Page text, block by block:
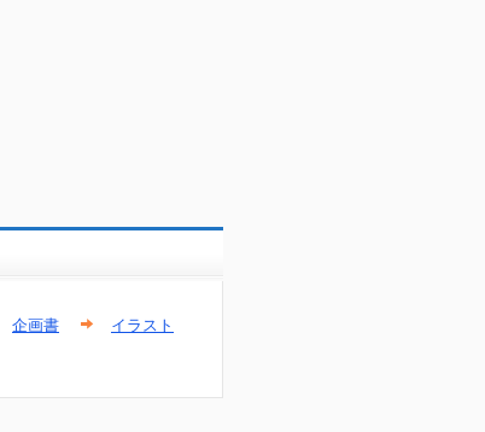
企画書
イラスト